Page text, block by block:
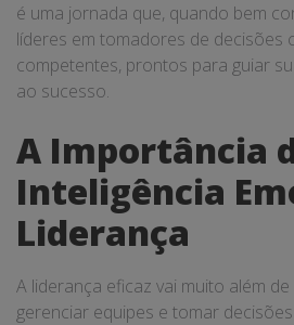
é uma jornada que, quando bem
líderes em tomadores de decisões
competentes, prontos para guiar
ao sucesso.
A Importância
Inteligência
Liderança
A liderança eficaz vai muito além
gerenciar equipes e tomar